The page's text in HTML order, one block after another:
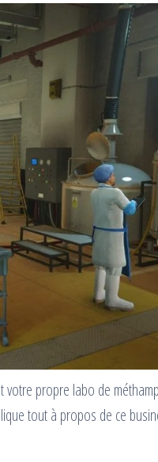
propre labo de
tout à propos de ce